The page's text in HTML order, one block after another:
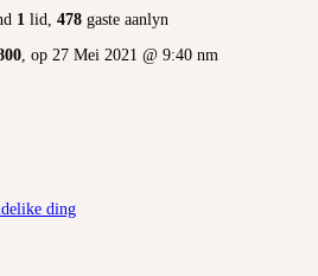
1 lid, 478 gaste aanlyn
, op 27 Mei 2021 @ 9:40 nm
ding